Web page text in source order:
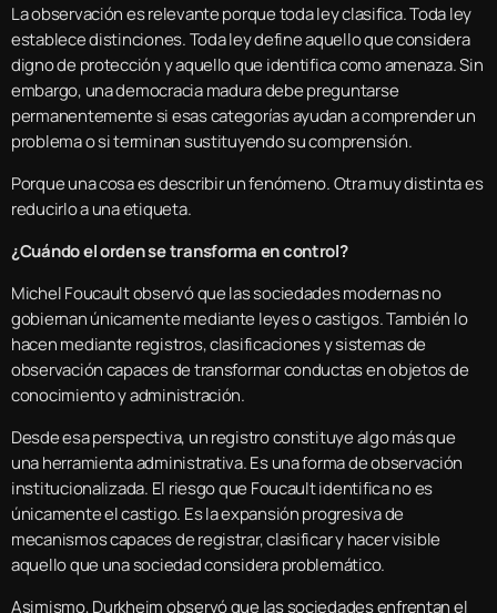
La observación es relevante porque toda ley clasifica. Toda ley
establece distinciones. Toda ley define aquello que considera
digno de protección y aquello que identifica como amenaza. Sin
embargo, una democracia madura debe preguntarse
permanentemente si esas categorías ayudan a comprender un
problema o si terminan sustituyendo su comprensión.
Porque una cosa es describir un fenómeno. Otra muy distinta es
reducirlo a una etiqueta.
¿Cuándo el orden se transforma en control?
Michel Foucault observó que las sociedades modernas no
gobiernan únicamente mediante leyes o castigos. También lo
hacen mediante registros, clasificaciones y sistemas de
observación capaces de transformar conductas en objetos de
conocimiento y administración.
Desde esa perspectiva, un registro constituye algo más que
una herramienta administrativa. Es una forma de observación
institucionalizada. El riesgo que Foucault identifica no es
únicamente el castigo. Es la expansión progresiva de
mecanismos capaces de registrar, clasificar y hacer visible
aquello que una sociedad considera problemático.
Asimismo, Durkheim observó que las sociedades enfrentan el